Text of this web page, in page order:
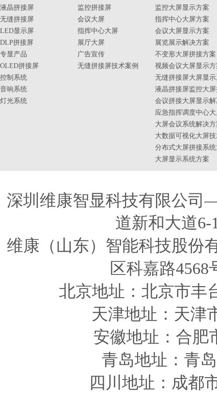
液晶拼接屏
无缝拼接屏
LED显示屏
DLP拼接屏
专显产品
OLED拼接屏
控制系统
音响系统
灯光系统
监控拼接屏
会议大屏
指挥中心大屏
展厅大屏
广告宣传
无缝拼接屏技术案例
监控大屏显示方案
指挥中心大屏方案
会议大屏显示方案
展览展示解决方案
不变形大屏拼接方案
视频会议大屏显示
无缝拼接屏大屏显
液晶拼接屏监控大
会议拼接大屏显示
应急指挥调度中心
大屏会议系统解决
大数据可视化大屏
分布式大屏拼接系
大屏显示系统方案
深圳维康智显科技有限公
道新和大道6-
维康（山东）智能科技股
区科嘉路
北京地址：北京市丰
天津地址 ：天津
安徽地址 ：合
青岛地址 ：青
四川 地址 ：成都